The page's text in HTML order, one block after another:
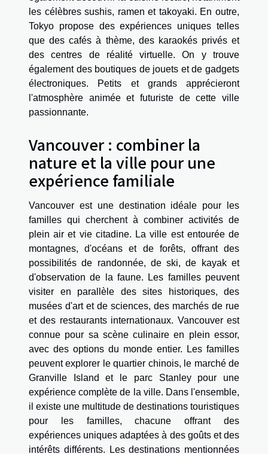
les célèbres sushis, ramen et takoyaki. En outre,
Tokyo propose des expériences uniques telles
que des cafés à thème, des karaokés privés et
des centres de réalité virtuelle. On y trouve
également des boutiques de jouets et de gadgets
électroniques. Petits et grands apprécieront
l'atmosphère animée et futuriste de cette ville
passionnante.
Vancouver : combiner la
nature et la ville pour une
expérience familiale
Vancouver est une destination idéale pour les
familles qui cherchent à combiner activités de
plein air et vie citadine. La ville est entourée de
montagnes, d'océans et de forêts, offrant des
possibilités de randonnée, de ski, de kayak et
d'observation de la faune. Les familles peuvent
visiter en parallèle des sites historiques, des
musées d'art et de sciences, des marchés de rue
et des restaurants internationaux. Vancouver est
connue pour sa scène culinaire en plein essor,
avec des options du monde entier. Les familles
peuvent explorer le quartier chinois, le marché de
Granville Island et le parc Stanley pour une
expérience complète de la ville. Dans l'ensemble,
il existe une multitude de destinations touristiques
pour les familles, chacune offrant des
expériences uniques adaptées à des goûts et des
intérêts différents. Les destinations mentionnées